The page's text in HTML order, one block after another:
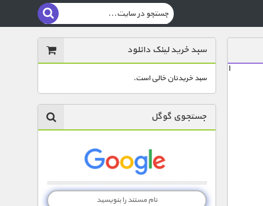
ا
سبد خرید لینک دانلود
سبد خریدتان خالی است.
جستجوی گوگل